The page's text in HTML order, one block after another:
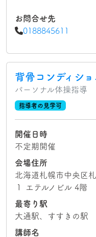
お問合せ先
0188845611
背骨コンディシ
パーソナル体操指導
指導者の見学可
開催日時
不定期開催
会場住所
北海道札幌市中央区
１ エテルノビル 4階
最寄り駅
大通駅、すすきの駅
講師名